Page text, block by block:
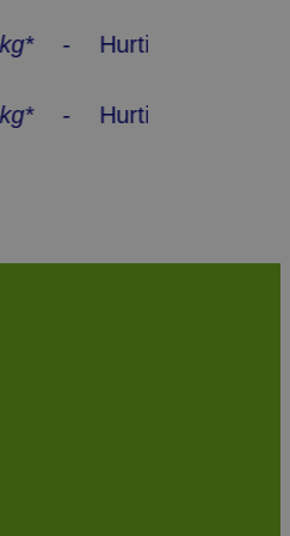
levering 1-3
levering 1-3